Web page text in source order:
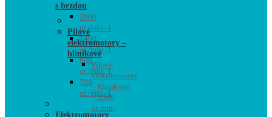
s brzdou
2900
ot./min.-1
1400
ot./min.-1
900
ot./min.-1
700
ot./min.-1
Elektromotory
Pílové
elektromotory –
hliníkové
Pílové
elektromotory
– hliníkové
– 2900
ot.min-